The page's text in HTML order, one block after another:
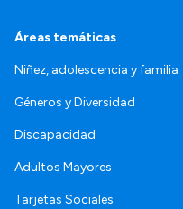
Áreas temáticas
Niñez, adolescencia y familia
Géneros y Diversidad
Discapacidad
Adultos Mayores
Tarjetas Sociales